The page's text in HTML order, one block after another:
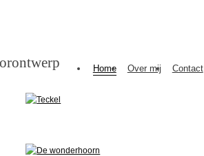
Home Over mij Contact